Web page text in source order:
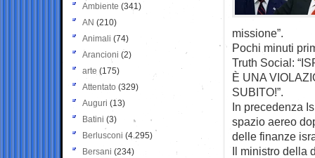
missione”.
Pochi minuti
Truth Social:
È UNA
SUBITO!”.
In precedenza
spazio aereo
delle finanze
Il ministro della
Ambiente (341)
AN (210)
Animali (74)
Arancioni (2)
arte (175)
Attentato (329)
Auguri (13)
Batini (3)
Berlusconi (4.295)
Bersani (234)